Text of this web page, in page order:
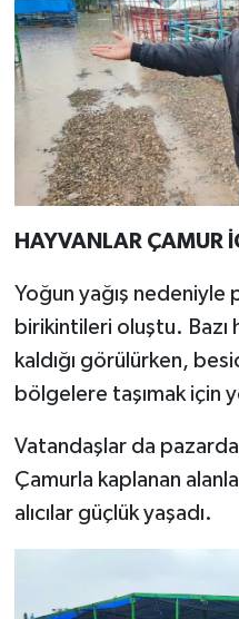
HAYVANLAR ÇAMUR
Yoğun yağış nedeniyle
birikintileri oluştu. Bazı
kaldığı görülürken,
bölgelere taşımak için
Vatandaşlar da
Çamurla kaplanan
alıcılar güçlük yaşadı.